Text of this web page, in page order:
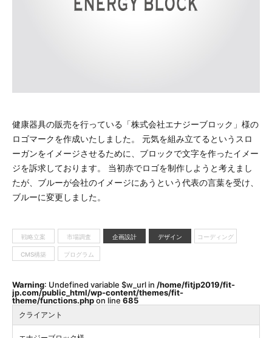
健康器具の販売を行っている「株式会社エナジーブロック」様の
ロゴマークを作成いたしました。 元気を組み立てるというスロ
ーガンをイメージさせるために、ブロックで文字を作ったイメー
ジを訴求しております。 当初赤でロゴを制作しようと考えまし
たが、ブルーが会社のイメージにあうという代表の言葉を受け、
ブルーに変更しました。
戦略立案 市場調査 企画設計 デザイン コーディング
CMS構築 プログラム
Warning: Undefined variable $w_url in /home/fitjp2019/fit-
jp.com/public_html/wp-content/themes/fit-
theme/functions.phpon line 685
クライアント